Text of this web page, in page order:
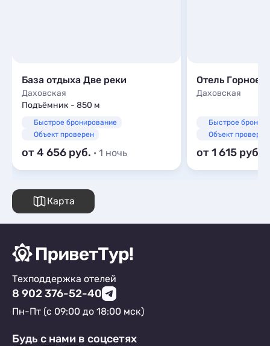
База отдыха Две реки
Даховская
Подъёмник - 850 м
Быстрое бронирование
Объект проверен
от 4 656 · 1 ночь
Даховская
Быстрое
Объект проверен
от 1 615
Карта
Техподдержка отелей
8 902 376-52-40
Пн-Пт (с 09:00 до 18:00 мск)
Будь с нами в соцсетях